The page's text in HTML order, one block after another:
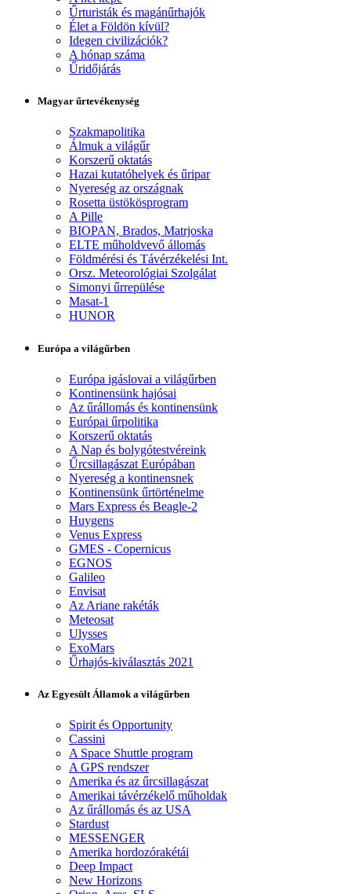
Űrturisták és magánűrhajók
Élet a Földön kívül?
Idegen civilizációk?
A hónap száma
Űridőjárás
Magyar űrtevékenység
Szakmapolitika
Álmuk a világűr
Korszerű oktatás
Hazai kutatóhelyek és űripar
Nyereség az országnak
Rosetta üstökösprogram
A Pille
BIOPAN, Brados, Matrjoska
ELTE műholdvevő állomás
Földmérési és Távérzékelési Int.
Orsz. Meteorológiai Szolgálat
Simonyi űrrepülése
Masat-1
HUNOR
Európa a világűrben
Európa igáslovai a világűrben
Kontinensünk hajósai
Az űrállomás és kontinensünk
Európai űrpolitika
Korszerű oktatás
A Nap és bolygótestvéreink
Űrcsillagászat Európában
Nyereség a kontinensnek
Kontinensünk űrtörténelme
Mars Express és Beagle-2
Huygens
Venus Express
GMES - Copernicus
EGNOS
Galileo
Envisat
Az Ariane rakéták
Meteosat
Ulysses
ExoMars
Űrhajós-kiválasztás 2021
Az Egyesült Államok a világűrben
Spirit és Opportunity
Cassini
A Space Shuttle program
A GPS rendszer
Amerika és az űrcsillagászat
Amerikai távérzékelő műholdak
Az űrállomás és az USA
Stardust
MESSENGER
Amerika hordozórakétái
Deep Impact
New Horizons